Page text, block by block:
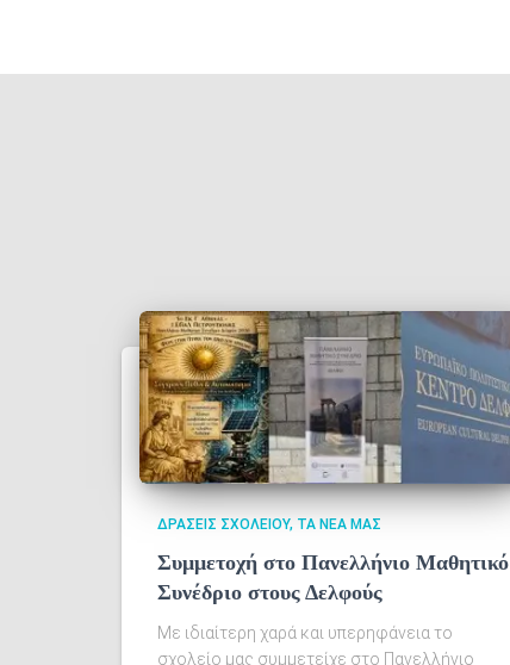
ΔΡΆΣΕΙΣ ΣΧΟΛΕΊΟΥ ΤΑ ΝΈΑ ΜΑΣ
Συμμετοχή στο Πανελλήνιο Μαθητικό
Συνέδριο στους Δελφούς
Με ιδιαίτερη χαρά και υπερηφάνεια το
σχολείο μας συμμετείχε στο Πανελλήνιο